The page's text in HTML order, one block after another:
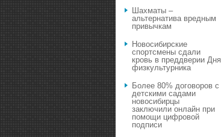
Шахматы –
альтернатива вредным
привычкам
Новосибирские
спортсмены сдали
кровь в преддверии Дня
физкультурника
Более 80% договоров с
детскими садами
новосибирцы
заключили онлайн при
помощи цифровой
подписи